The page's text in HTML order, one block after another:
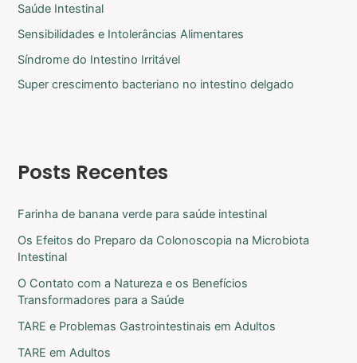
Saúde Intestinal
Sensibilidades e Intolerâncias Alimentares
Síndrome do Intestino Irritável
Super crescimento bacteriano no intestino delgado
Posts Recentes
Farinha de banana verde para saúde intestinal
Os Efeitos do Preparo da Colonoscopia na Microbiota
Intestinal
O Contato com a Natureza e os Benefícios
Transformadores para a Saúde
TARE e Problemas Gastrointestinais em Adultos
TARE em Adultos